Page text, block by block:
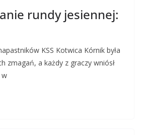
rundy jesiennej:
KSS Kotwica Kórnik była
zmagań, a każdy z graczy wniósł
w